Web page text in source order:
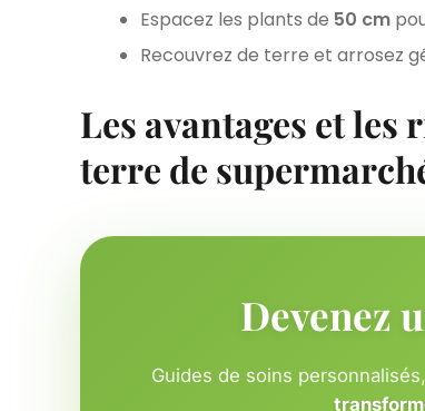
Espacez les plants de 50 cm
Recouvrez de terre et arrosez
Les avantages et les
terre de
Devenez
Guides de soins